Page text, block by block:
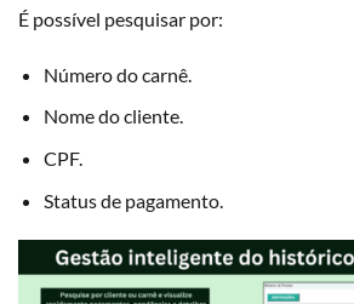
É possível pesquisar por:
Número do carnê.
Nome do cliente.
CPF.
Status de pagamento.